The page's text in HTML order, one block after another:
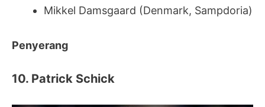
Mikkel Damsgaard (Denmark, Sampdoria)
Penyerang
10. Patrick Schick